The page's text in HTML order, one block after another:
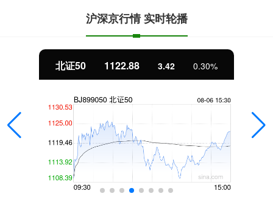
沪深京行情 实时轮播
北证50 1122.88 3.42 0.30%